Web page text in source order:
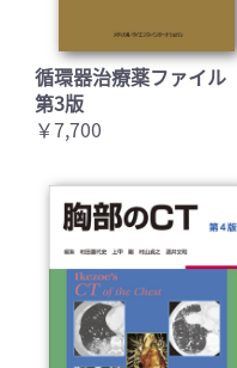
循環器治療薬ファイル
第3版
￥7,700